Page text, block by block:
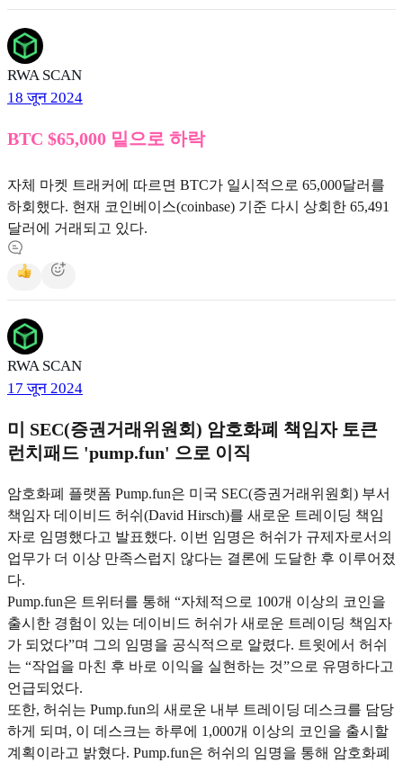
RWA SCAN
18 जून 2024
BTC $65,000 밑으로 하락
자체 마켓 트래커에 따르면 BTC가 일시적으로 65,000달러를
하회했다. 현재 코인베이스(coinbase) 기준 다시 상회한 65,491
달러에 거래되고 있다.
RWA SCAN
17 जून 2024
미 SEC(증권거래위원회) 암호화폐 책임자 토큰
런치패드 'pump.fun' 으로 이직
암호화폐 플랫폼 Pump.fun은 미국 SEC(증권거래위원회) 부서
책임자 데이비드 허쉬(David Hirsch)를 새로운 트레이딩 책임
자로 임명했다고 발표했다. 이번 임명은 허쉬가 규제자로서의
업무가 더 이상 만족스럽지 않다는 결론에 도달한 후 이루어졌
다.
Pump.fun은 트위터를 통해 “자체적으로 100개 이상의 코인을
출시한 경험이 있는 데이비드 허쉬가 새로운 트레이딩 책임자
가 되었다”며 그의 임명을 공식적으로 알렸다. 트윗에서 허쉬
는 “작업을 마친 후 바로 이익을 실현하는 것”으로 유명하다고
언급되었다.
또한, 허쉬는 Pump.fun의 새로운 내부 트레이딩 데스크를 담당
하게 되며, 이 데스크는 하루에 1,000개 이상의 코인을 출시할
계획이라고 밝혔다. Pump.fun은 허쉬의 임명을 통해 암호화폐